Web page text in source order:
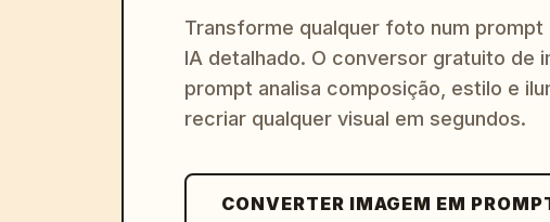
Transforme qualquer foto num prompt
IA detalhado. O conversor gratuito de
prompt analisa composição, estilo e
recriar qualquer visual em segundos.
CONVERTER IMAGEM EM